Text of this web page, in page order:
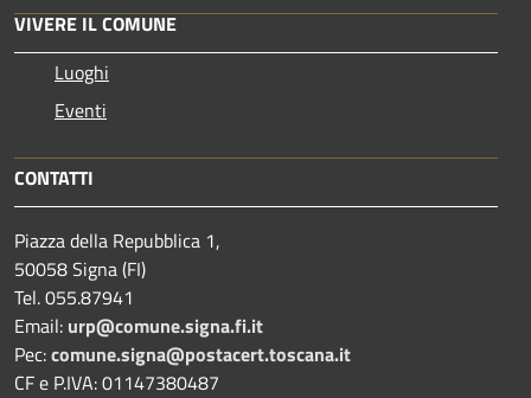
VIVERE IL COMUNE
Luoghi
Eventi
CONTATTI
Piazza della Repubblica 1,
50058 Signa (FI)
Tel. 055.87941
Email: urp@comune.signa.fi.it
Pec:comune.signa@postacert.toscana.it
CF e P.IVA: 01147380487